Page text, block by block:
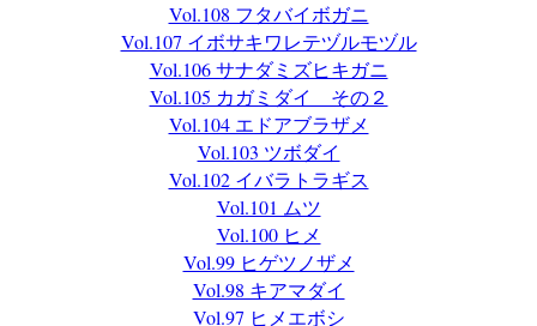
Vol.108 フタバイボガニ
Vol.107 イボサキワレテヅルモヅル
Vol.106 サナダミズヒキガニ
Vol.105 カガミダイ その２
Vol.104 エドアブラザメ
Vol.103 ツボダイ
Vol.102 イバラトラギス
Vol.101 ムツ
Vol.100 ヒメ
Vol.99 ヒゲツノザメ
Vol.98 キアマダイ
Vol.97 ヒメエボシ